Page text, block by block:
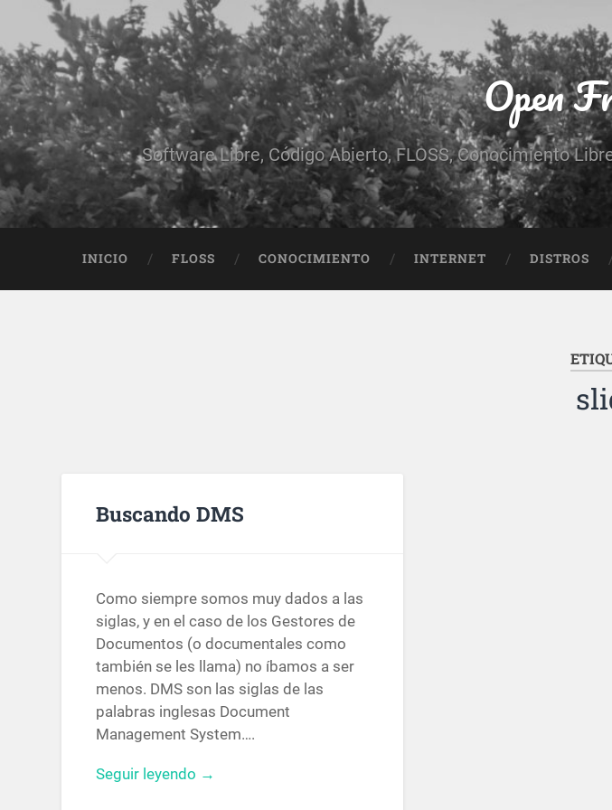
Open
Software Libre, Código Abierto, FLOSS, Conocimiento
INICIO FLOSS CONOCIMIENTO INTERNET DISTROS
Buscando DMS
Como siempre somos muy dados a las
siglas, y en el caso de los Gestores de
Documentos (o documentales como
también se les llama) no íbamos a ser
menos. DMS son las siglas de las
palabras inglesas Document
Management System….
Seguir leyendo →